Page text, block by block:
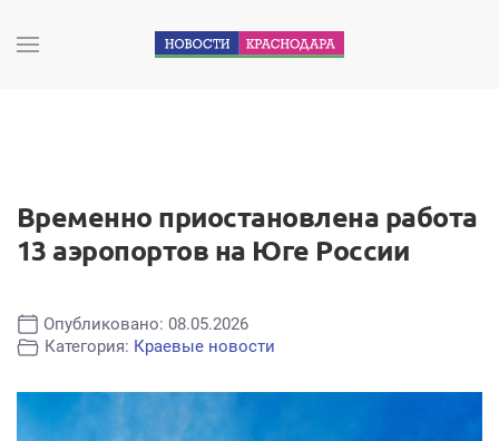
Временно приостановлена работа
13 аэропортов на Юге России
Опубликовано: 08.05.2026
Категория: Краевые новости